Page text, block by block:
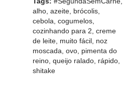
alho azeite brócolis
cebola cogumelos
cozinhando para 2 creme
de leite muito fácil noz
moscada ovo pimenta do
reino queijo ralado rápido
shitake